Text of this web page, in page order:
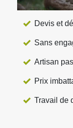
Devis et
Sans
Artisan
Prix
Travail de